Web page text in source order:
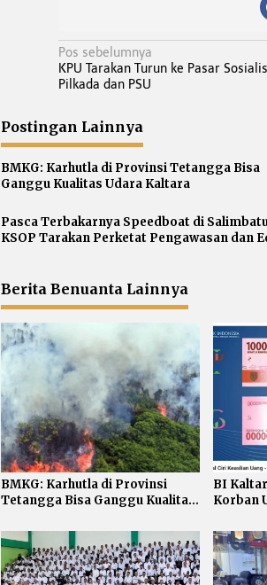
N
a
i
g
a
s
p
o
Pos sebelumnya
KPU Tarakan Turun ke Pasar
Pilkada dan PSU
Postingan Lainnya
BMKG: Karhutla di Provinsi Tetangga Bisa
Ganggu Kualitas Udara Kaltara
Pasca Terbakarnya Speedboat di
KSOP Tarakan Perketat Pengawasan dan
Berita Benuanta Lainnya
BMKG: Karhutla di Provinsi
Tetangga Bisa Ganggu Kualitas
BI
Korban